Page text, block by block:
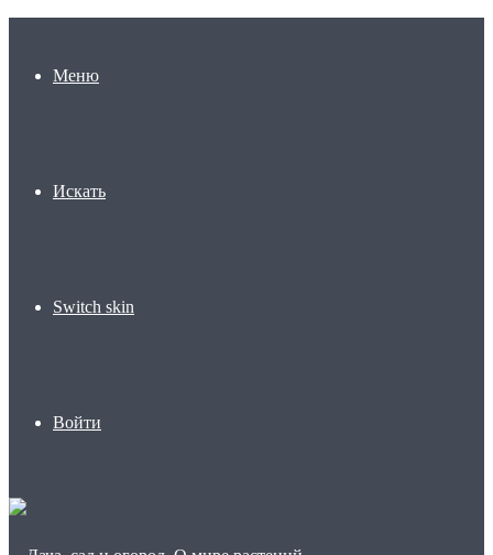
Меню
Искать
Switch skin
Войти